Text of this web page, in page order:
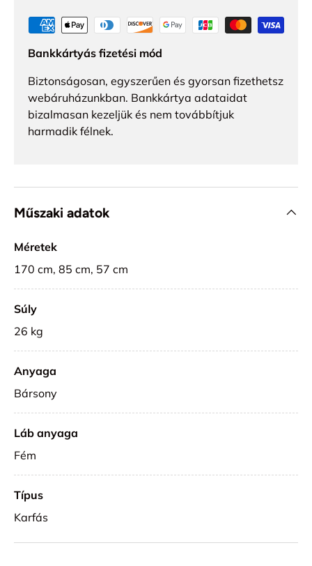
Bankkártyás fizetési mód
Biztonságosan, egyszerűen és gyorsan fizethetsz
webáruházunkban. Bankkártya adataidat
bizalmasan kezeljük és nem továbbítjuk
harmadik félnek.
Műszaki adatok
Méretek
170 cm, 85 cm, 57 cm
Súly
26 kg
Anyaga
Bársony
Láb anyaga
Fém
Típus
Karfás